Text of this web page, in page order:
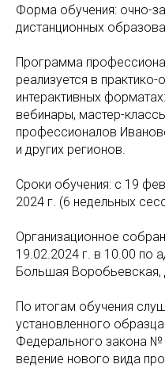
Форма обучения: очно-
дистанционных
Программа
реализуется в
интерактивных
вебинары, мастер-
профессионалов
и других регионов.
Сроки обучения: с 19
2024 г. (6 недельных
Организационное
19.02.2024 г. в 10.00 по
Большая Воробьевская,
По итогам обучения
установленного
Федерального закона
ведение нового вида